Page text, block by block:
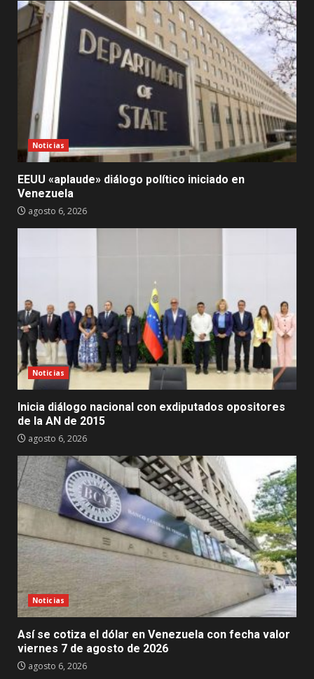
Noticias
EEUU «aplaude» diálogo político iniciado en
Venezuela
agosto 6, 2026
Noticias
Inicia diálogo nacional con exdiputados opositores
de la AN de 2015
agosto 6, 2026
Noticias
Así se cotiza el dólar en Venezuela con fecha valor
viernes 7 de agosto de 2026
agosto 6, 2026